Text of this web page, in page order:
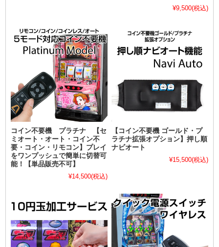
¥9,500(税込)
コイン不要機 プラチナ 【セ
ミオート・オート・コイン不
要・コイン・リモコン】プレイ
をワンプッシュで簡単に切替可
能！【単品販売不可】
¥14,500(税込)
【コイン不要機 ゴールド・プ
ラチナ拡張オプション】押し順
ナビオート
¥15,500(税込)